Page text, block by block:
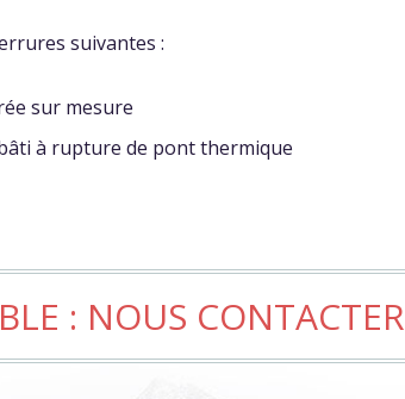
suivantes :
sur mesure
à rupture de pont thermique
: NOUS CONTACTER